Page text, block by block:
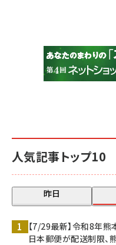
人気記事トップ10
昨日
【7/29最新】令和8年熊
日本郵便が配送制限、